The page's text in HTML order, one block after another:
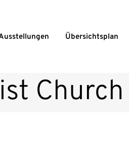
Übersichtsplan
Church